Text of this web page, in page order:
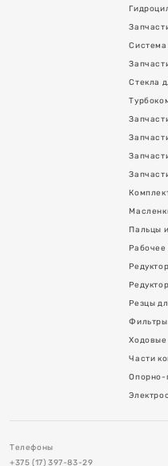
Система
Стекла
Пальцы
Рабочее
Резцы
Фильтры
Части
Опорно-
Телефоны
+375 (17) 397-83-29